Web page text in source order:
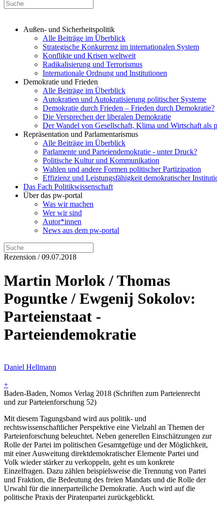
Außen- und Sicherheitspolitik
Alle Beiträge im Überblick
Strategische Konkurrenz im internationalen System
Konflikte und Krisen weltweit
Radikalisierung und Terrorismus
Internationale Ordnung und Institutionen
Demokratie und Frieden
Alle Beiträge im Überblick
Autokratien und Autokratisierung politischer Systeme
Demokratie durch Frieden – Frieden durch Demokratie?
Die Versprechen der liberalen Demokratie
Der Wandel von Gesellschaft, Klima und Wirtschaft als
Repräsentation und Parlamentarismus
Alle Beiträge im Überblick
Parlamente und Parteiendemokratie - unter Druck?
Politische Kultur und Kommunikation
Wahlen und andere Formen politischer Partizipation
Effizienz und Leistungsfähigkeit demokratischer
Das Fach Politikwissenschaft
Über das pw-portal
Was wir machen
Wer wir sind
Autor*innen
News aus dem pw-portal
Rezension / 09.07.2018
Martin Morlok / Thomas
Poguntke / Ewgenij Sokolov:
Parteienstaat -
Parteiendemokratie
Daniel Hellmann
+
Baden-Baden, Nomos Verlag 2018 (Schriften zum Parteienrecht
und zur Parteienforschung 52)
Mit diesem Tagungsband wird aus politik- und
rechtswissenschaftlicher Perspektive eine Vielzahl an Themen der
Parteienforschung beleuchtet. Neben generellen Einschätzungen zur
Rolle der Partei im politischen Gesamtgefüge und der Möglichkeit,
mit einer Ausweitung direktdemokratischer Elemente Partei und
Volk wieder stärker zu verkoppeln, geht es um konkrete
Einzelfragen. Dazu zählen beispielsweise die Trennung von Partei
und Fraktion, die Bedeutung des freien Mandats und die Rolle der
Urwahl für die innerparteiliche Demokratie. Auch wird auf die
politische Praxis der Piratenpartei zurückgeblickt.